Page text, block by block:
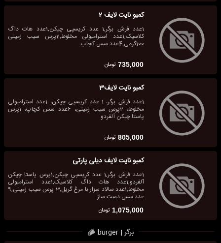
کمبو نایت لایف 2
1عدد فرش برگر,1 عدد کریسپی چیکن,1عدد هات داگ
کلاسیک,1عدد استرامبولی مخلوط,2پرس سیب زمینی
100گرمی,4عدد سس کچاپ
735,000 تومان
کمبو نایت لایف3
1عدد فرش برگر، 1 عدد کریسپی چیکن، 1عدد استرامبولی
مخلوط، 2پرس سیب زمینی، 6عدد سس کچاپ، 1پرس
پاستا چیکن آلفردو
805,000 تومان
کمبو نایت لایف دیلی پارتی
1عدد فرش برگر,1 عدد کریسپی چیکن,1پرس پاستا چیکن
آلفردو,1عدد هات داگ کلاسیک,1عدد استرامبولی
مخلوط,1عدد سالاد سزار با مرغ گریل,3 پرس سیب زمینی,9
عدد سس دست ساز
1,075,000 تومان
برگر | burger